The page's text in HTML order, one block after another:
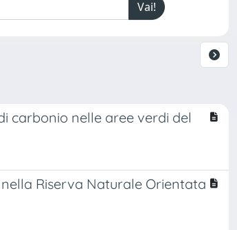
carbonio nelle aree verdi del
Riserva Naturale Orientata